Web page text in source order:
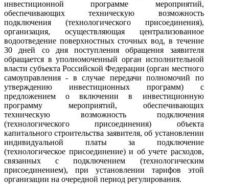
инвестиционной программе мероприятий,
обеспечивающих техническую возможность
подключения (технологического присоединения),
организация, осуществляющая централизованное
водоотведение поверхностных сточных вод, в течение
30 дней со дня поступления обращения заявителя
обращается в уполномоченный орган исполнительной
власти субъекта Российской Федерации (орган местного
самоуправления - в случае передачи полномочий по
утверждению инвестиционных программ) с
предложением о включении в инвестиционную
программу мероприятий, обеспечивающих
техническую возможность подключения
(технологического присоединения) объекта
капитального строительства заявителя, об установлении
индивидуальной платы за подключение
(технологическое присоединение) и об учете расходов,
связанных с подключением (технологическим
присоединением), при установлении тарифов этой
организации на очередной период регулирования.